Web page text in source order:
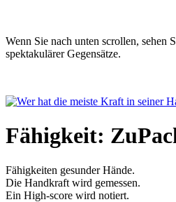
Wenn Sie nach unten scrollen, sehen
spektakulärer Gegensätze.
Fähigkeit:
Fähigkeiten gesunder Hände.
Die Handkraft wird gemessen.
Ein High-score wird notiert.